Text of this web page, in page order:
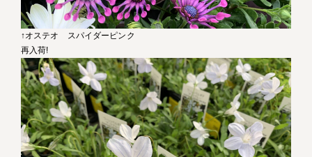
↑オステオ スパイダーピンク
再入荷!